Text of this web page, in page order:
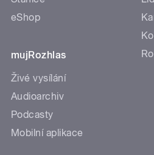
eShop
mujRozhlas
Živé vysílání
Audioarchiv
Podcasty
Mobilní aplikace